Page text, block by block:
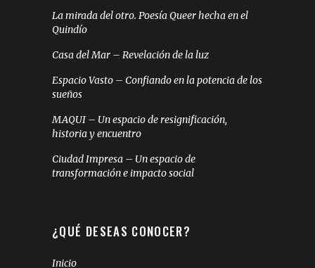
La mirada del otro. Poesía Queer hecha en el
Quindío
Casa del Mar – Revelación de la luz
Espacio Vasto – Confiando en la potencia de los
sueños
MAQUI – Un espacio de resignificación,
historia y encuentro
Ciudad Impresa – Un espacio de
transformación e impacto social
¿QUÉ DESEAS CONOCER?
Inicio